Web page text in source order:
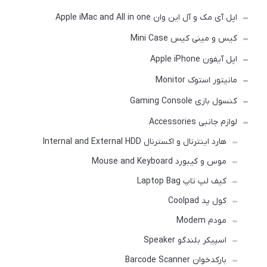
اپل آی مک و آل این وان Apple iMac and All in one
کیس و مینی کیس Mini Case
اپل آیفون Apple iPhone
مانیتور استوک Monitor
کنسول بازی Gaming Console
لوازم جانبی Accessories
هارد اینترنال و اکسترنال Internal and External HDD
موس و کیبورد Mouse and Keyboard
کیف لپ تاپ Laptop Bag
کول پد Coolpad
مودم Modem
اسپیکر بلندگو Speaker
بارکدخوان Barcode Scanner